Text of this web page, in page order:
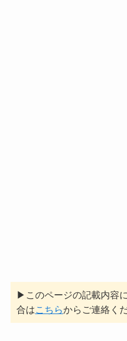
▶このページの記載内容
合はこちらからご連絡く